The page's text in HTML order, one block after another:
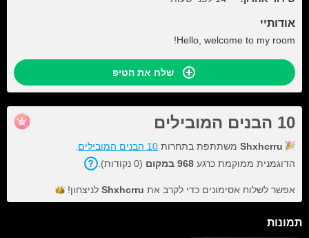
אודותיי
Hello, welcome to my room!
שלח את הטיפ
10 הבנים המובילים
Shxhcrru משתתפת בתחרות 10 הבנים המובילים
הדוגמנית ממוקמת כרגע 968 במקום (0 נקודות).
אפשר לשלוח אסימונים כדי לקרב את Shxhcrru לניצחון!
תמונות